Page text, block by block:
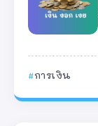
การเงิน